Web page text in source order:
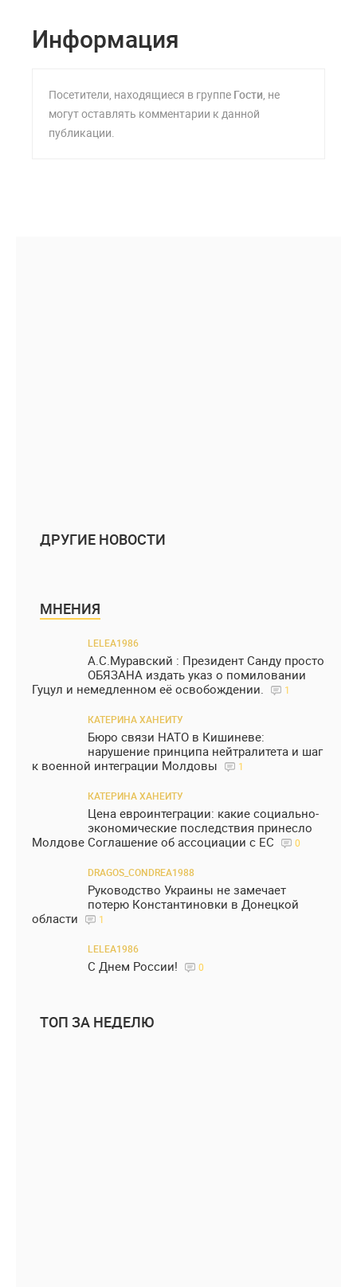
Информация
Посетители, находящиеся в группе Гости, не
могут оставлять комментарии к данной
публикации.
ДРУГИЕ НОВОСТИ
МНЕНИЯ
LELEA1986
А.С.Муравский : Президент Санду просто
ОБЯЗАНА издать указ о помиловании
Гуцул и немедленном её освобождении.
1
КАТЕРИНА ХАНЕИТУ
Бюро связи НАТО в Кишиневе:
нарушение принципа нейтралитета и шаг
к военной интеграции Молдовы
1
КАТЕРИНА ХАНЕИТУ
Цена евроинтеграции: какие социально-
экономические последствия принесло
Молдове Соглашение об ассоциации с ЕС
0
DRAGOS_CONDREA1988
Руководство Украины не замечает
потерю Константиновки в Донецкой
области
1
LELEA1986
С Днем России! 0
ТОП ЗА НЕДЕЛЮ